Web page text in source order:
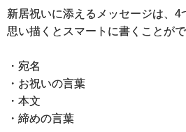
新居祝いに添えるメッセージは、4
思い描くとスマートに書くことがで
・宛名
・お祝いの言葉
・本文
・締めの言葉